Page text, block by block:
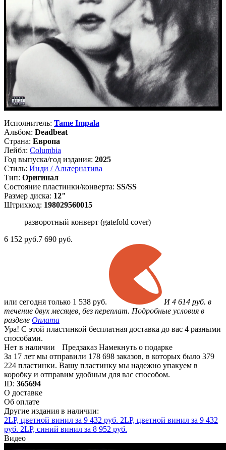
Исполнитель: Tame Impala
Альбом: Deadbeat
Страна: Европа
Лейбл: Columbia
Год выпуска/год издания: 2025
Стиль: Инди / Альтернатива
Тип: Оригинал
Состояние пластинки/конверта: SS/SS
Размер диска: 12"
Штрихкод: 198029560015
разворотный конверт (gatefold cover)
6 152 руб.7 690 руб.
или сегодня только 1 538 руб.
И 4 614 руб. в
течение двух месяцев, без переплат. Подробные условия в
разделе Оплата
Ура! С этой пластинкой бесплатная доставка до вас 4 разными
способами.
Нет в наличии
Предзаказ Намекнуть о подарке
За 17 лет мы отправили 178 698 заказов, в которых было 379
224 пластинки. Вашу пластинку мы надежно упакуем в
коробку и отправим удобным для вас способом.
ID: 365694
О доставке
Об оплате
Другие издания в наличии:
2LP, цветной винил за 9 432 руб. 2LP, цветной винил за 9 432
руб. 2LP, синий винил за 8 952 руб.
Видео